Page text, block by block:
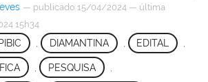
— publicado 15/04/2024 — última
15h34
PIBIC DIAMANTINA EDITAL
PESQUISA